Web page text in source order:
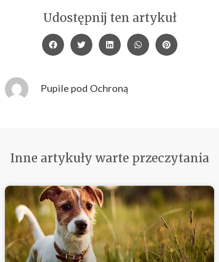
Udostępnij ten artykuł
Pupile pod Ochroną
Inne artykuły warte przeczytania